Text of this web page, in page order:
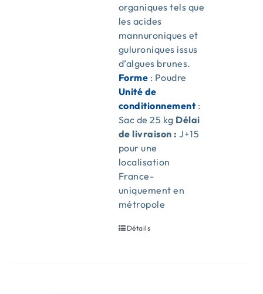
organiques tels que
les acides
mannuroniques et
guluroniques issus
d’algues brunes.
Forme : Poudre
Unité de
conditionnement:
Sac de 25 kg Délai
de livraison : J+15
pour une
localisation
France-
uniquement en
métropole
Détails